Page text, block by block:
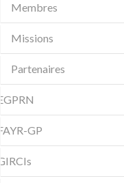
Membres
Missions
Partenaires
EGPRN
FAYR-GP
GIRCIs